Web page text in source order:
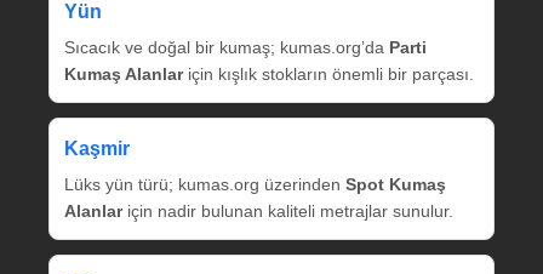
Yün
Sıcacık ve doğal bir kumaş; kumas.org’da Parti
Kumaş Alanlariçin kışlık stokların önemli bir parçası.
Kaşmir
Lüks yün türü; kumas.org üzerinden Spot Kumaş
Alanlariçin nadir bulunan kaliteli metrajlar sunulur.